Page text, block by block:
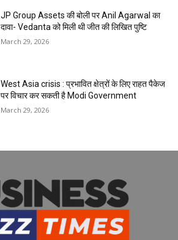
JP Group Assets की बोली पर Anil Agarwal का
दावा- Vedanta को मिली थी जीत की लिखित पुष्टि
March 29, 2026
West Asia crisis : प्रभावित क्षेत्रों के लिए राहत पैकेज
पर विचार कर सकती है Modi Government
March 29, 2026